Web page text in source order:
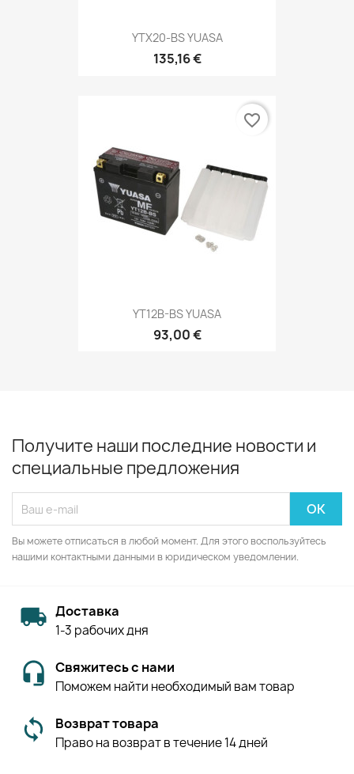
YTX20-BS YUASA
135,16 €
YT12B-BS YUASA
93,00 €
favorite_border
Получите наши последние новости и
специальные предложения
Вы можете отписаться в любой момент. Для этого воспользуйтесь
нашими контактными данными в юридическом уведомлении.
Доставка
1-3 рабочих дня
Свяжитесь с нами
Поможем найти необходимый вам товар
Возврат товара
Право на возврат в течение 14 дней